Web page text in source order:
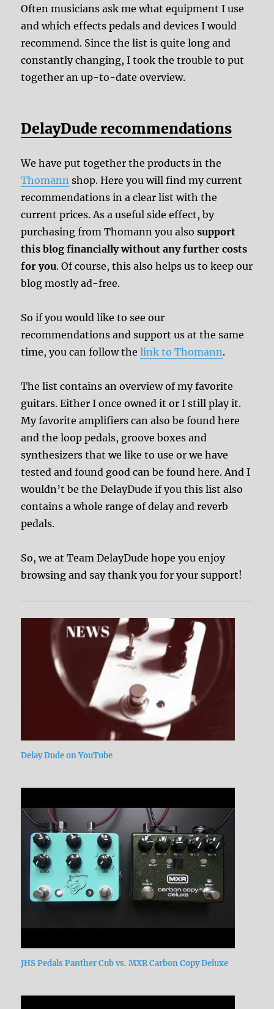
Often musicians ask me what equipment I use
and which effects pedals and devices I would
recommend. Since the list is quite long and
constantly changing, I took the trouble to put
together an up-to-date overview.
DelayDude recommendations
We have put together the products in the
Thomann shop. Here you will find my current
recommendations in a clear list with the
current prices. As a useful side effect, by
purchasing from Thomann you alsosupport
this blog financially without any further costs
for you. Of course, this also helps us to keep our
blog mostly ad-free.
So if you would like to see our
recommendations and support us at the same
time, you can follow thelink to Thomann.
The list contains an overview of my favorite
guitars. Either I once owned it or I still play it.
My favorite amplifiers can also be found here
and the loop pedals, groove boxes and
synthesizers that we like to use or we have
tested and found good can be found here. And I
wouldn’t be the DelayDude if you this list also
contains a whole range of delay and reverb
pedals.
So, we at Team DelayDude hope you enjoy
browsing and say thank you for your support!
Delay Dude on YouTube
JHS Pedals Panther Cub vs. MXR Carbon Copy Deluxe